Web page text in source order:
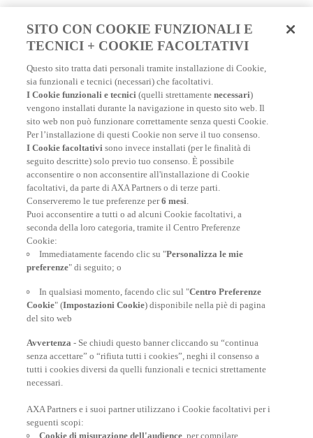
SCOPRI DI PIÙ
Polizza Viaggio Annuale
72€/assicurato
POLIZZE VIAGGIO
SITO CON COOKIE FUNZIONALI E
TECNICI + COOKIE FACOLTATIVI
Questo sito tratta dati personali tramite installazione di Cookie,
sia funzionali e tecnici (necessari) che facoltativi.
I Cookie funzionali e tecnici (quelli strettamentenecessari)
vengono installati durante la navigazione in questo sito web. Il
sito web non può funzionare correttamente senza questi Cookie.
Per l’installazione di questi Cookie non serve il tuo consenso.
I Cookie facoltativi sono invece installati (per le finalità di
seguito descritte) solo previo tuo consenso. È possibile
acconsentire o non acconsentire all'installazione di Cookie
facoltativi, da parte di AXA Partners o di terze parti.
Conserveremo le tue preferenze per6 mesi.
Puoi acconsentire a tutti o ad alcuni Cookie facoltativi, a
seconda della loro categoria, tramite il Centro Preferenze
Cookie:
Immediatamente facendo clic su "Personalizza le mie
preferenze" di seguito; o
In qualsiasi momento, facendo clic sul "Centro Preferenze
Cookie" (Impostazioni Cookie) disponibile nella piè di pagina
del sito web
Avvertenza - Se chiudi questo banner cliccando su “continua
senza accettare” o “rifiuta tutti i cookies”, neghi il consenso a
tutti i cookies diversi da quelli funzionali e tecnici strettamente
necessari.
AXA Partners e i suoi partner utilizzano i Cookie facoltativi per i
seguenti scopi:
Cookie di misurazione dell'audience , per compilare